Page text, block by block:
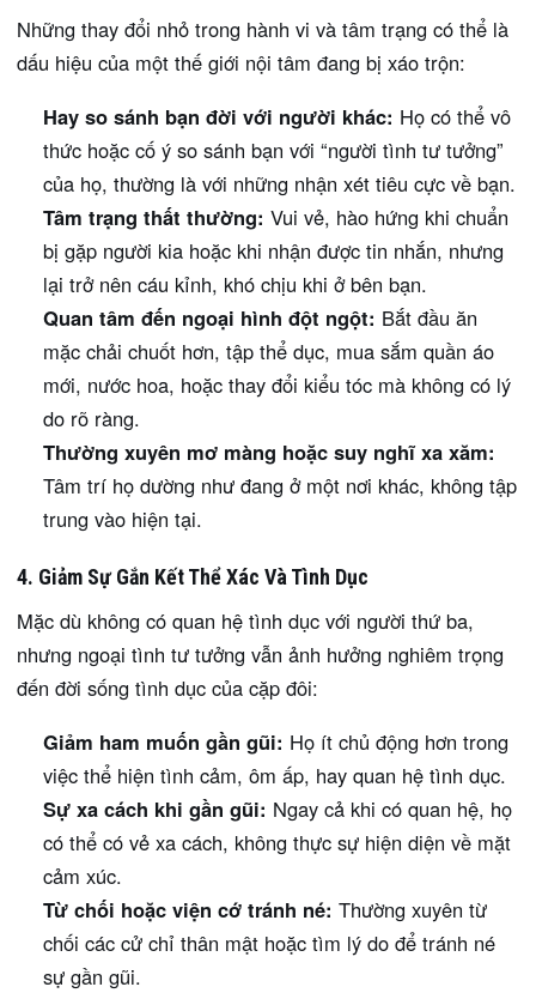
Những thay đổi nhỏ trong hành vi và tâm trạng có thể là
dấu hiệu của một thế giới nội tâm đang bị xáo trộn:
Hay so sánh bạn đời với người khác: Họ có thể vô
thức hoặc cố ý so sánh bạn với “người tình tư tưởng”
của họ, thường là với những nhận xét tiêu cực về bạn.
Tâm trạng thất thường: Vui vẻ, hào hứng khi chuẩn
bị gặp người kia hoặc khi nhận được tin nhắn, nhưng
lại trở nên cáu kỉnh, khó chịu khi ở bên bạn.
Quan tâm đến ngoại hình đột ngột: Bắt đầu ăn
mặc chải chuốt hơn, tập thể dục, mua sắm quần áo
mới, nước hoa, hoặc thay đổi kiểu tóc mà không có lý
do rõ ràng.
Thường xuyên mơ màng hoặc suy nghĩ xa xăm:
Tâm trí họ dường như đang ở một nơi khác, không tập
trung vào hiện tại.
4. Giảm Sự Gắn Kết Thể Xác Và Tình Dục
Mặc dù không có quan hệ tình dục với người thứ ba,
nhưng ngoại tình tư tưởng vẫn ảnh hưởng nghiêm trọng
đến đời sống tình dục của cặp đôi:
Giảm ham muốn gần gũi: Họ ít chủ động hơn trong
việc thể hiện tình cảm, ôm ấp, hay quan hệ tình dục.
Sự xa cách khi gần gũi: Ngay cả khi có quan hệ, họ
có thể có vẻ xa cách, không thực sự hiện diện về mặt
cảm xúc.
Từ chối hoặc viện cớ tránh né: Thường xuyên từ
chối các cử chỉ thân mật hoặc tìm lý do để tránh né
sự gần gũi.